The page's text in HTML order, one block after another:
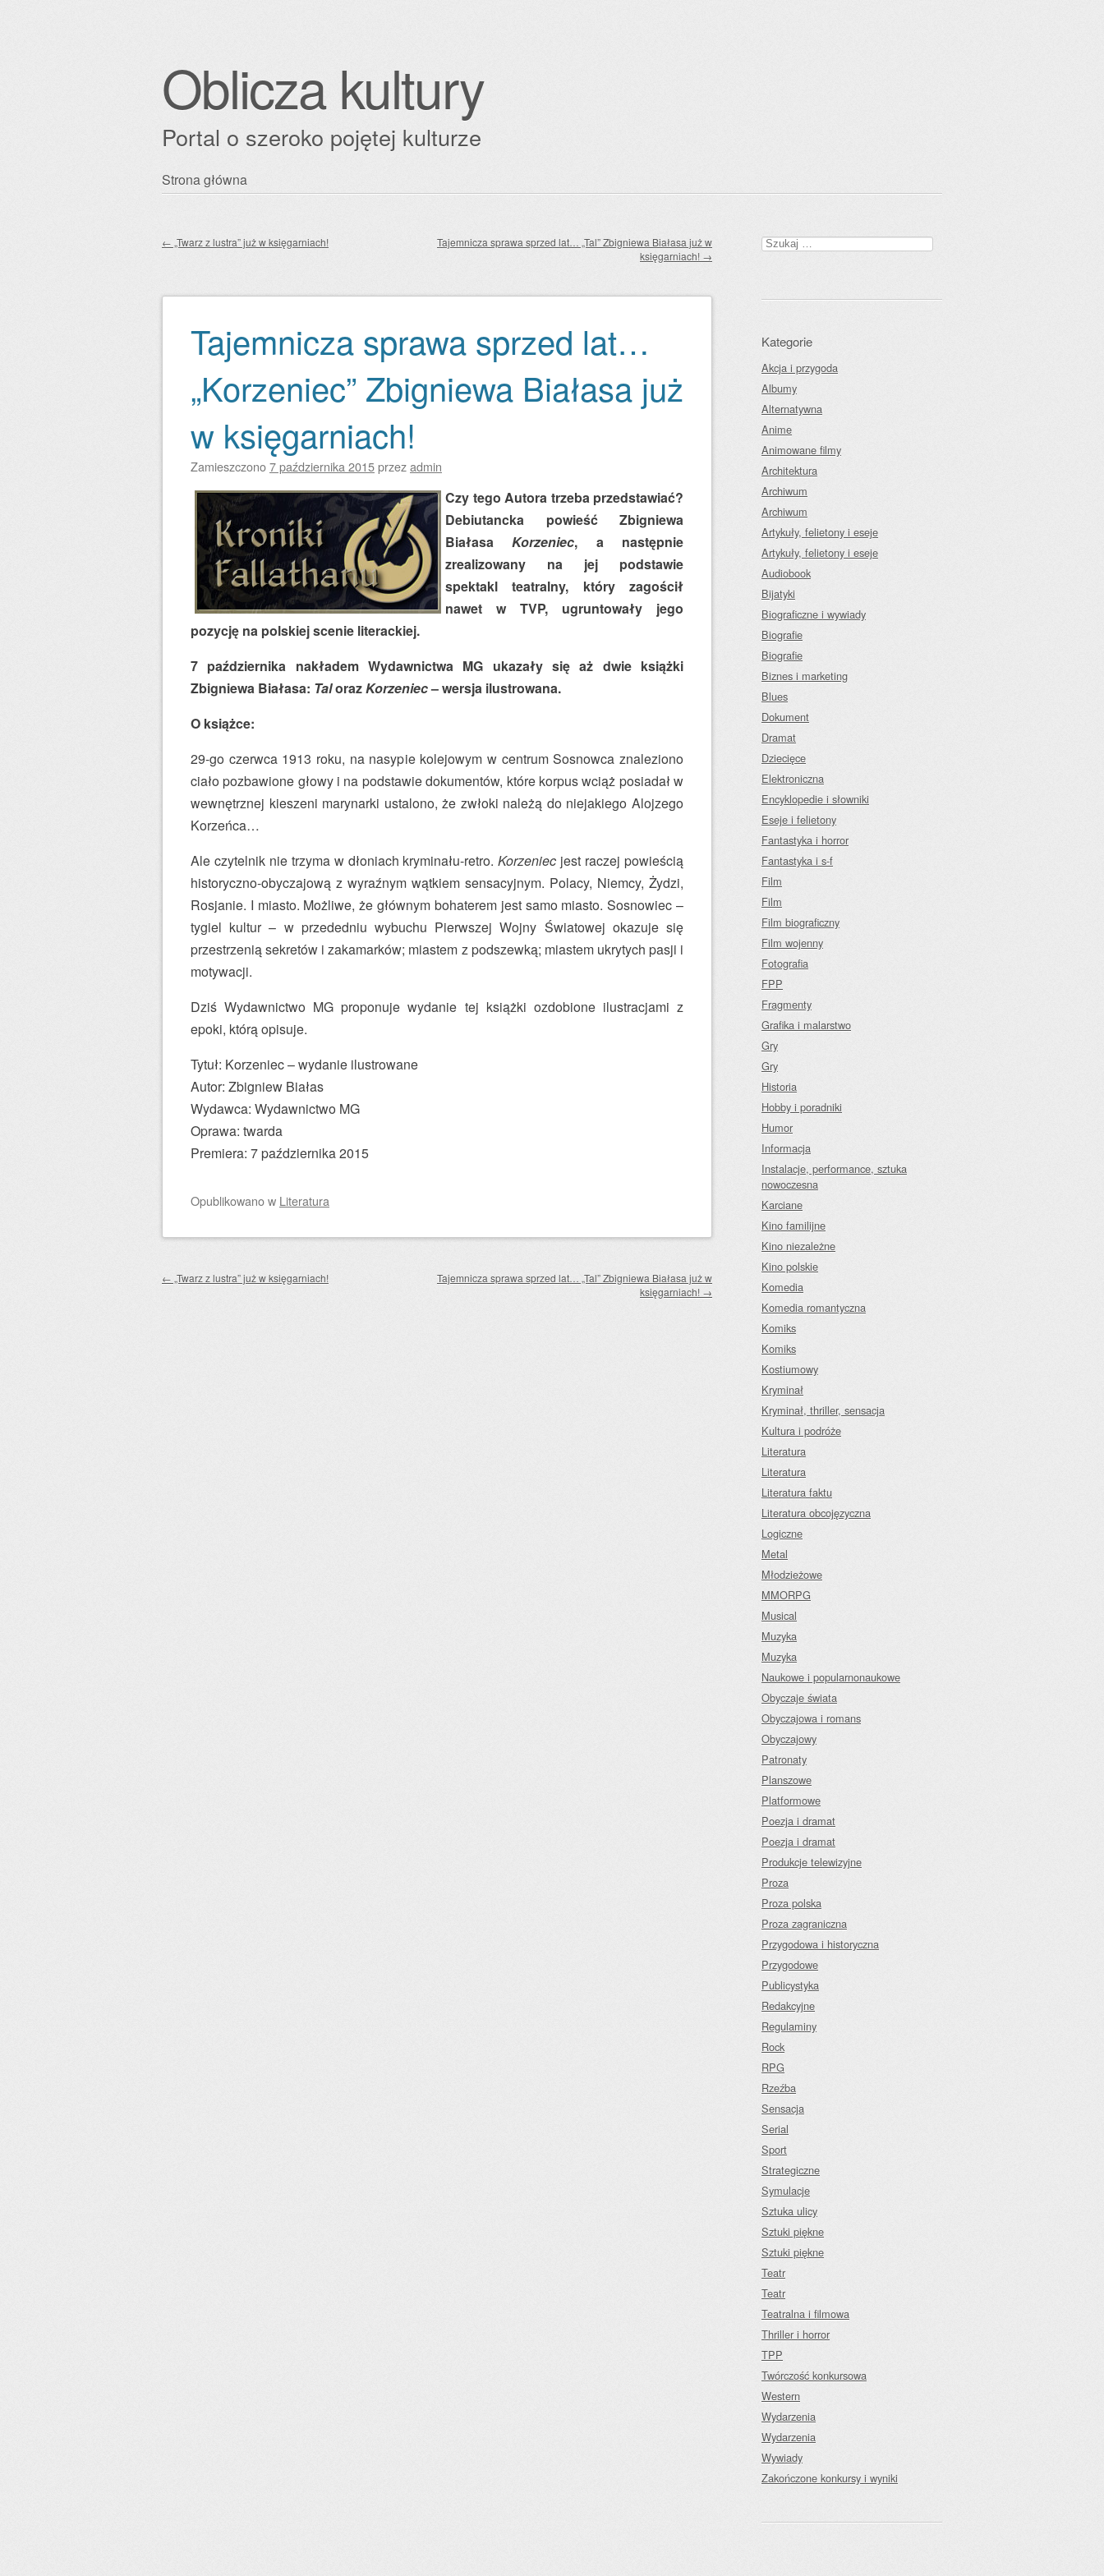
Oblicza kultury
Portal o szeroko pojętej kulturze
Przejdź
Strona główna
← „Twarz z lustra” już w księgarniach!
Tajemnicza sprawa sprzed lat… „Tal” Zbigniewa Białasa już w
księgarniach! →
Tajemnicza sprawa sprzed lat…
„Korzeniec” Zbigniewa Białasa już
w księgarniach!
Zamieszczono7 października 2015przezadmin
Czy tego Autora trzeba przedstawiać?
Debiutancka powieść Zbigniewa
BiałasaKorzeniec, a następnie
zrealizowany na jej podstawie
spektakl teatralny, który zagościł
nawet w TVP, ugruntowały jego
pozycję na polskiej scenie literackiej.
7 października nakładem Wydawnictwa MG ukazały się aż dwie książki
Zbigniewa Białasa: TalorazKorzeniec– wersja ilustrowana.
O książce:
29-go czerwca 1913 roku, na nasypie kolejowym w centrum Sosnowca znaleziono
ciało pozbawione głowy i na podstawie dokumentów, które korpus wciąż posiadał w
wewnętrznej kieszeni marynarki ustalono, że zwłoki należą do niejakiego Alojzego
Korzeńca…
Ale czytelnik nie trzyma w dłoniach kryminału-retro.Korzeniec jest raczej powieścią
historyczno-obyczajową z wyraźnym wątkiem sensacyjnym. Polacy, Niemcy, Żydzi,
Rosjanie. I miasto. Możliwe, że głównym bohaterem jest samo miasto. Sosnowiec –
tygiel kultur – w przededniu wybuchu Pierwszej Wojny Światowej okazuje się
przestrzenią sekretów i zakamarków; miastem z podszewką; miastem ukrytych pasji i
motywacji.
Dziś Wydawnictwo MG proponuje wydanie tej książki ozdobione ilustracjami z
epoki, którą opisuje.
Tytuł: Korzeniec – wydanie ilustrowane
Autor: Zbigniew Białas
Wydawca: Wydawnictwo MG
Oprawa: twarda
Premiera: 7 października 2015
Opublikowanow Literatura
Zobacz wpisy
← „Twarz z lustra” już w księgarniach!
Tajemnicza sprawa sprzed lat… „Tal” Zbigniewa Białasa już w
księgarniach! →
Szukaj:
Kategorie
Akcja i przygoda
Albumy
Alternatywna
Anime
Animowane filmy
Architektura
Archiwum
Archiwum
Artykuły, felietony i eseje
Artykuły, felietony i eseje
Audiobook
Bijatyki
Biograficzne i wywiady
Biografie
Biografie
Biznes i marketing
Blues
Dokument
Dramat
Dziecięce
Elektroniczna
Encyklopedie i słowniki
Eseje i felietony
Fantastyka i horror
Fantastyka i s-f
Film
Film
Film biograficzny
Film wojenny
Fotografia
FPP
Fragmenty
Grafika i malarstwo
Gry
Gry
Historia
Hobby i poradniki
Humor
Informacja
Instalacje, performance, sztuka
nowoczesna
Karciane
Kino familijne
Kino niezależne
Kino polskie
Komedia
Komedia romantyczna
Komiks
Komiks
Kostiumowy
Kryminał
Kryminał, thriller, sensacja
Kultura i podróże
Literatura
Literatura
Literatura faktu
Literatura obcojęzyczna
Logiczne
Metal
Młodzieżowe
MMORPG
Musical
Muzyka
Muzyka
Naukowe i popularnonaukowe
Obyczaje świata
Obyczajowa i romans
Obyczajowy
Patronaty
Planszowe
Platformowe
Poezja i dramat
Poezja i dramat
Produkcje telewizyjne
Proza
Proza polska
Proza zagraniczna
Przygodowa i historyczna
Przygodowe
Publicystyka
Redakcyjne
Regulaminy
Rock
RPG
Rzeźba
Sensacja
Serial
Sport
Strategiczne
Symulacje
Sztuka ulicy
Sztuki piękne
Sztuki piękne
Teatr
Teatr
Teatralna i filmowa
Thriller i horror
TPP
Twórczość konkursowa
Western
Wydarzenia
Wydarzenia
Wywiady
Zakończone konkursy i wyniki